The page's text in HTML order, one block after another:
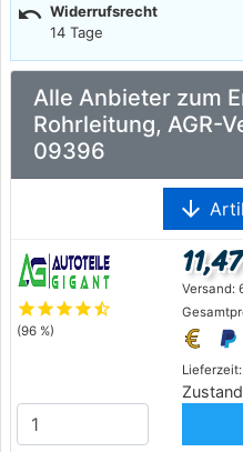
undo Widerrufsrecht
14 Tage
Alle Anbieter zum
Rohrleitung, AGR-
09396
arrow_downward
starstarstarstarstar_half
(96 %)
Versand: